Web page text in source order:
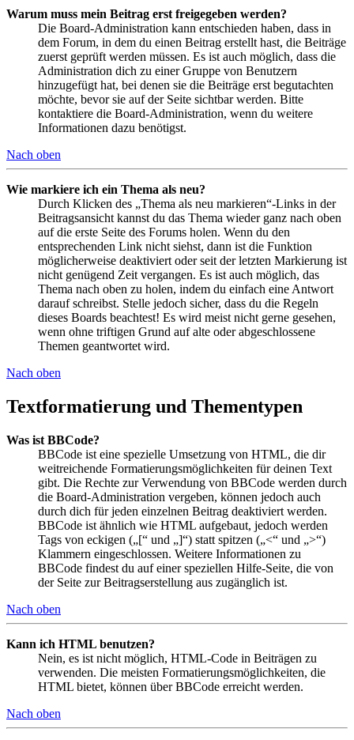
Warum muss mein Beitrag erst freigegeben werden?
Die Board-Administration kann entschieden haben, dass in
dem Forum, in dem du einen Beitrag erstellt hast, die Beiträge
zuerst geprüft werden müssen. Es ist auch möglich, dass die
Administration dich zu einer Gruppe von Benutzern
hinzugefügt hat, bei denen sie die Beiträge erst begutachten
möchte, bevor sie auf der Seite sichtbar werden. Bitte
kontaktiere die Board-Administration, wenn du weitere
Informationen dazu benötigst.
Nach oben
Wie markiere ich ein Thema als neu?
Durch Klicken des „Thema als neu markieren“-Links in der
Beitragsansicht kannst du das Thema wieder ganz nach oben
auf die erste Seite des Forums holen. Wenn du den
entsprechenden Link nicht siehst, dann ist die Funktion
möglicherweise deaktiviert oder seit der letzten Markierung ist
nicht genügend Zeit vergangen. Es ist auch möglich, das
Thema nach oben zu holen, indem du einfach eine Antwort
darauf schreibst. Stelle jedoch sicher, dass du die Regeln
dieses Boards beachtest! Es wird meist nicht gerne gesehen,
wenn ohne triftigen Grund auf alte oder abgeschlossene
Themen geantwortet wird.
Nach oben
Textformatierung und Thementypen
Was ist BBCode?
BBCode ist eine spezielle Umsetzung von HTML, die dir
weitreichende Formatierungsmöglichkeiten für deinen Text
gibt. Die Rechte zur Verwendung von BBCode werden durch
die Board-Administration vergeben, können jedoch auch
durch dich für jeden einzelnen Beitrag deaktiviert werden.
BBCode ist ähnlich wie HTML aufgebaut, jedoch werden
Tags von eckigen („[“ und „]“) statt spitzen („<“ und „>“)
Klammern eingeschlossen. Weitere Informationen zu
BBCode findest du auf einer speziellen Hilfe-Seite, die von
der Seite zur Beitragserstellung aus zugänglich ist.
Nach oben
Kann ich HTML benutzen?
Nein, es ist nicht möglich, HTML-Code in Beiträgen zu
verwenden. Die meisten Formatierungsmöglichkeiten, die
HTML bietet, können über BBCode erreicht werden.
Nach oben